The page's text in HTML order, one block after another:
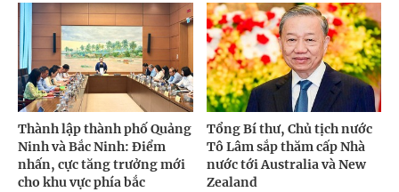
Thành lập thành phố Quảng
Ninh và Bắc Ninh: Điểm
nhấn, cực tăng trưởng mới
cho khu vực phía bắc
Tổng Bí thư, Chủ tịch nước
Tô Lâm sắp thăm cấp Nhà
nước tới Australia và New
Zealand